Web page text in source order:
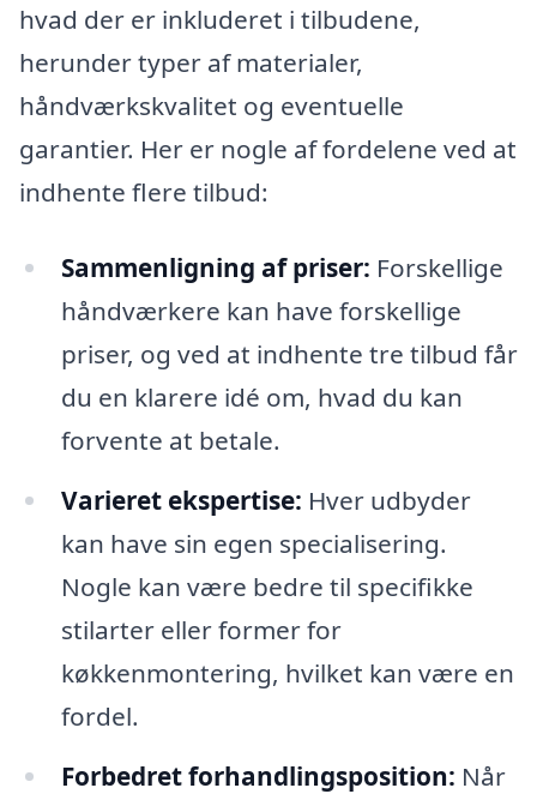
hvad der er inkluderet i tilbudene,
herunder typer af materialer,
håndværkskvalitet og eventuelle
garantier. Her er nogle af fordelene ved at
indhente flere tilbud:
Sammenligning af priser: Forskellige
håndværkere kan have forskellige
priser, og ved at indhente tre tilbud får
du en klarere idé om, hvad du kan
forvente at betale.
Varieret ekspertise: Hver udbyder
kan have sin egen specialisering.
Nogle kan være bedre til specifikke
stilarter eller former for
køkkenmontering, hvilket kan være en
fordel.
Forbedret forhandlingsposition: Når